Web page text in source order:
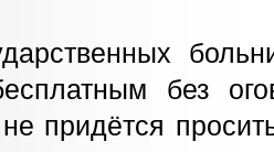
без
придётся